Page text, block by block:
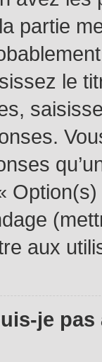
partie
le
aux
je